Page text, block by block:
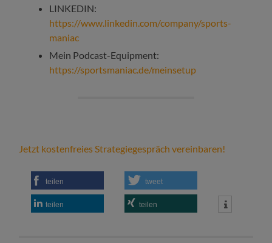
LINKEDIN:
https://www.linkedin.com/company/sports-
maniac
Mein Podcast-Equipment:
https://sportsmaniac.de/meinsetup
Jetzt kostenfreies Strategiegespräch vereinbaren!
teilen tweet
teilen teilen